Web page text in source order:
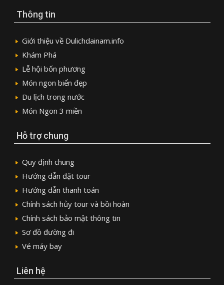
Thông tin
Giới thiệu về Dulichdainam.info
Khám Phá
Lễ hội bốn phương
Món ngon biển đẹp
Du lịch trong nước
Món Ngon 3 miền
Hỗ trợ chung
Quy định chung
Hướng dẫn đặt tour
Hướng dẫn thanh toán
Chính sách hủy tour và bồi hoàn
Chính sách bảo mật thông tin
Sơ đồ đường đi
Vé máy bay
Liên hệ